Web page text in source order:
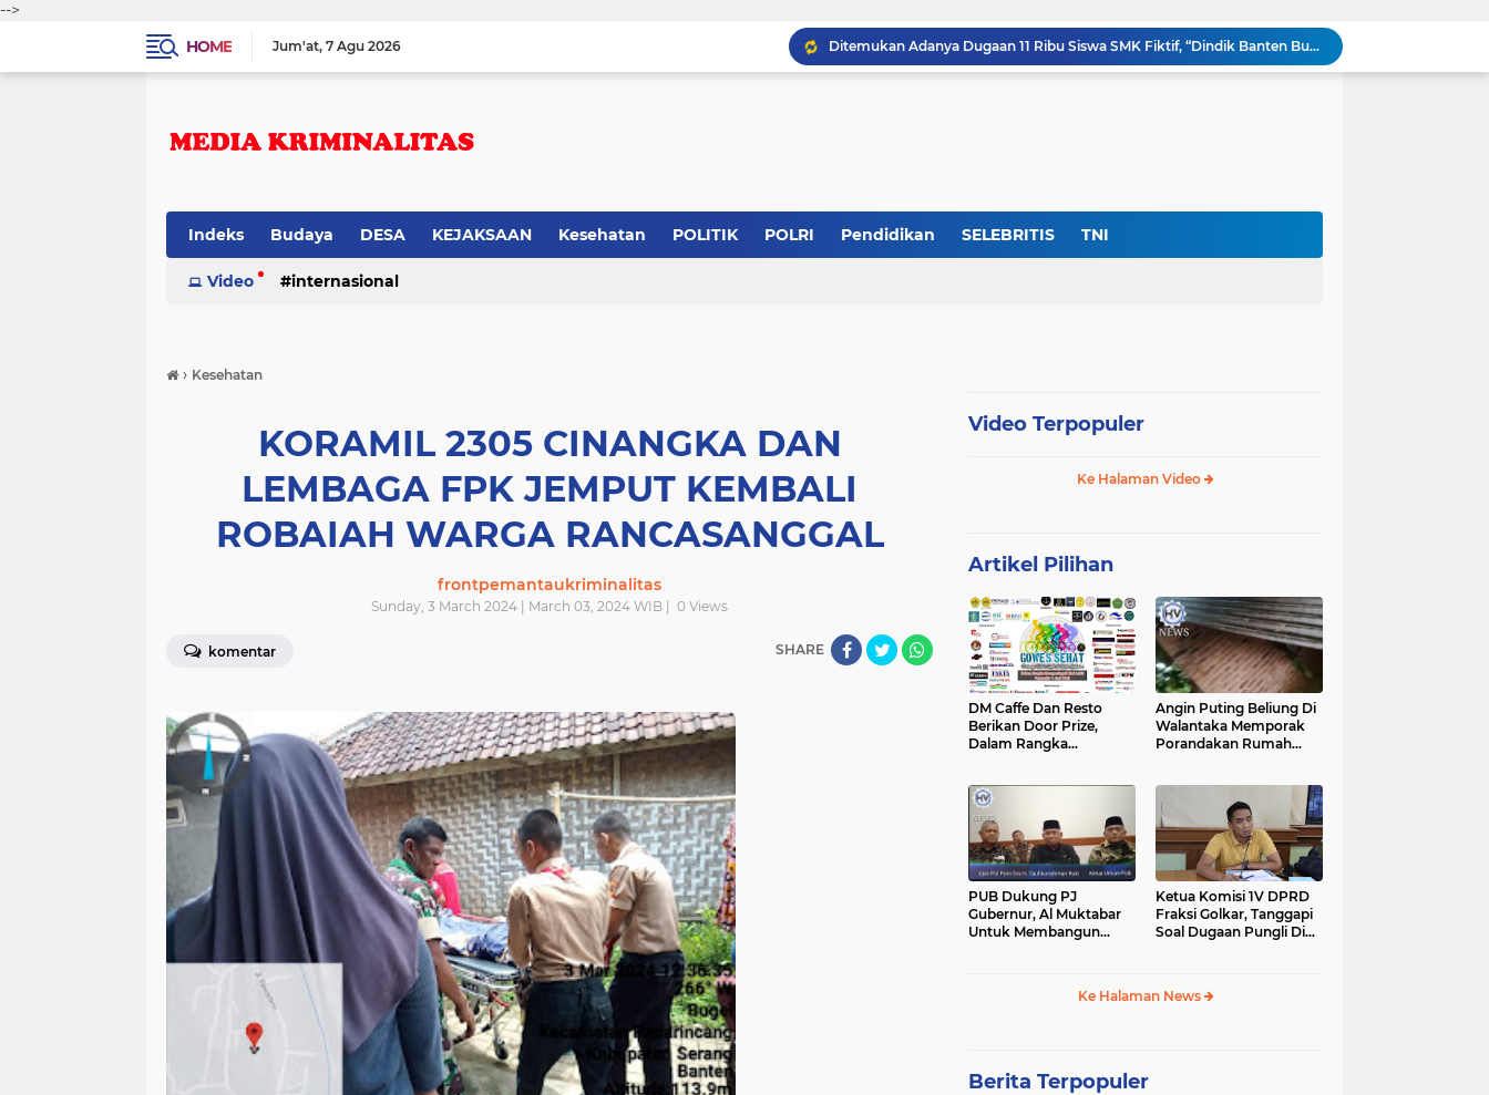
-->
HOME
Jum'at 7 Agu 2026
Ditemukan Adanya Dugaan 11 Ribu Siswa SMK Fiktif, “Dindik Banten Bungkam Seribu Bahasa”
Kejati Banten Bukan Gedung Pertemuan, “Hentikan Seremoni” Fokus Tuntaskan Korupsi!
KABB Siap Geruduk Komnas Perlindungan Perempuan ‎
Indeks Budaya DESA KEJAKSAAN Kesehatan POLITIK POLRI Pendidikan SELEBRITIS TNI
Video internasional
› Kesehatan
KORAMIL 2305 CINANGKA DAN
LEMBAGA FPK JEMPUT KEMBALI
ROBAIAH WARGA RANCASANGGAL
frontpemantaukriminalitas
Sunday, 3 March 2024 | March 03, 2024 WIB | 0 Views
komentar SHARE
Video Terpopuler
Ke Halaman Video
Artikel Pilihan
DM Caffe Dan Resto
Berikan Door Prize,
Dalam Rangka
Angin Puting Beliung Di
Walantaka Memporak
Porandakan Rumah
PUB Dukung PJ
Gubernur, Al Muktabar
Untuk Membangun
Ketua Komisi 1V DPRD
Fraksi Golkar, Tanggapi
Soal Dugaan Pungli Di
Ke Halaman News
Berita Terpopuler